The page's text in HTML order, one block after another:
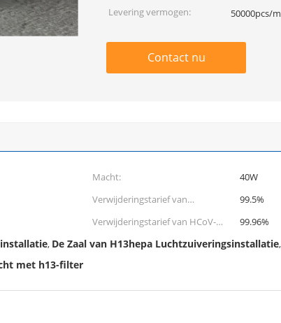
Levering vermogen:
50000pcs/
Contact nu
Macht:
40W
Verwijderingstarief van
Stafylokok Albus:
99.5%
Verwijderingstarief van HCoV-
229E:
99.96%
, De Zaal van H13hepa Luchtzuiveringsinstallatie,
met h13-filter